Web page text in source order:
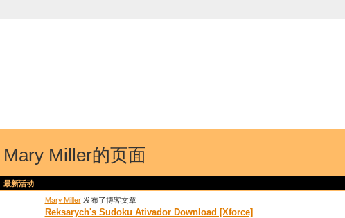
Mary Miller的页面
最新活动
Mary Miller发布了博客文章
Reksarych's Sudoku Ativador Download [Xforce]